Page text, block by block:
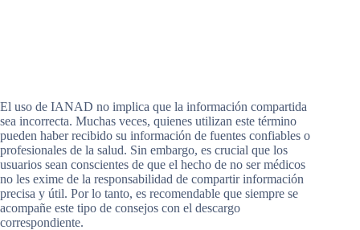
El uso de IANAD no implica que la información compartida
sea incorrecta. Muchas veces, quienes utilizan este término
pueden haber recibido su información de fuentes confiables o
profesionales de la salud. Sin embargo, es crucial que los
usuarios sean conscientes de que el hecho de no ser médicos
no les exime de la responsabilidad de compartir información
precisa y útil. Por lo tanto, es recomendable que siempre se
acompañe este tipo de consejos con el descargo
correspondiente.